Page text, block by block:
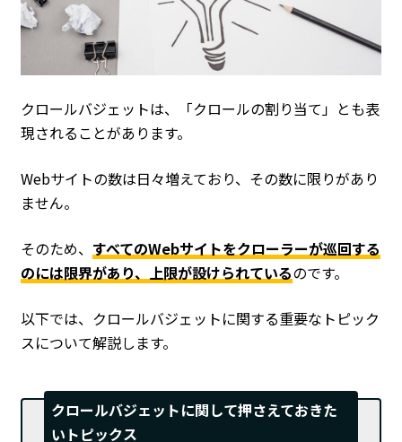
クロールバジェットは、「クロールの割り当て」とも表
現されることがあります。
Webサイトの数は日々増えており、その数に限りがあり
ません。
そのため、 すべてのWebサイトをクローラーが巡回する
のには限界があり、上限が設けられているのです。
以下では、クロールバジェットに関する重要なトピック
スについて解説します。
クロールバジェットに関して押さえておきた
いトピックス